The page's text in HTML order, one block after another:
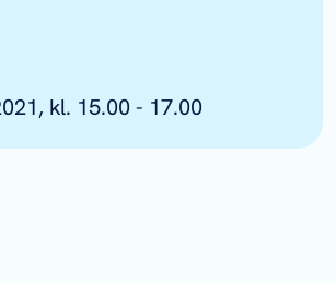
kl. 15.00 - 17.00